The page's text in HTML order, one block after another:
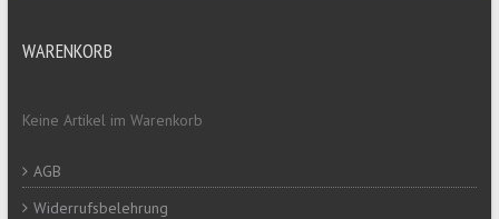
WARENKORB
Keine Artikel im Warenkorb
AGB
Widerrufsbelehrung